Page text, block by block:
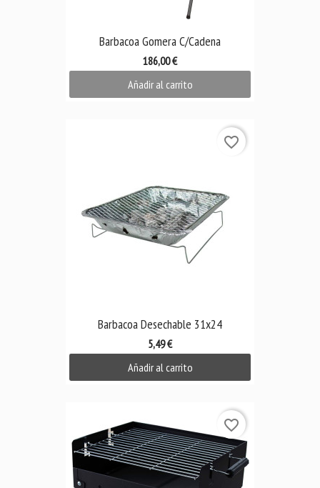
Barbacoa Gomera C/Cadena
186,00 €
Añadir al carrito
Barbacoa Desechable 31x24
5,49 €
Añadir al carrito
favorite_border
favorite_border